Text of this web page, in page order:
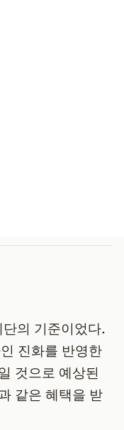
의 기준이었다.
진화를 반영한
것으로 예상된
같은 혜택을 받